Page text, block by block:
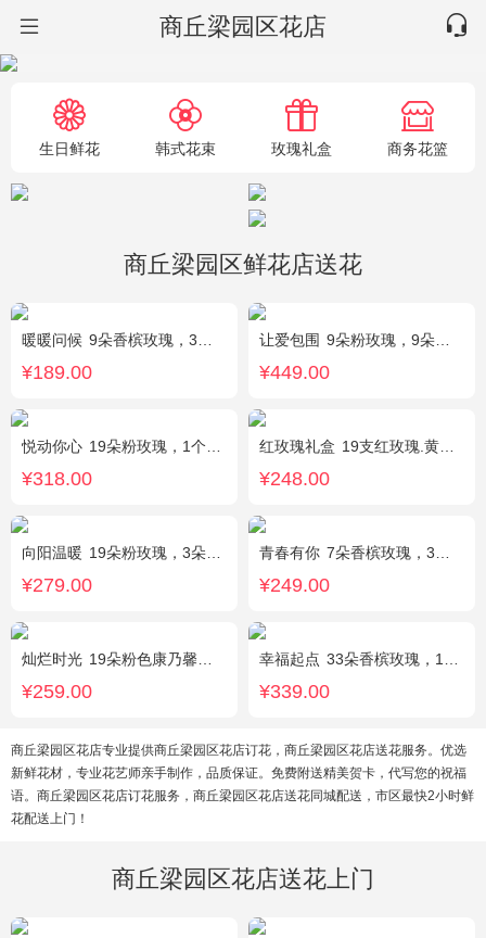
商丘梁园区花店
生日鲜花 韩式花束 玫瑰礼盒 商务花篮
商丘梁园区鲜花店送花
暖暖问候 9朵香槟玫瑰，3朵向日葵，满天星、绿叶搭配
¥189.00
让爱包围 9朵粉玫瑰，9朵红玫瑰，7朵白玫瑰，7朵蓝玫瑰，7朵香槟玫瑰，满天星和绿草丰满外围，随机赠送两只公仔
¥449.00
悦动你心 19朵粉玫瑰，1个粉色绣球，2个白色乒乓菊，粉色桔梗、尤加利间插丰满
¥318.00
红玫瑰礼盒 19支红玫瑰.黄英配花
¥248.00
向阳温暖 19朵粉玫瑰，3朵向日葵，绿叶搭配
¥279.00
青春有你 7朵香槟玫瑰，3朵向日葵，一个绣球，桔梗、配花、配草搭配
¥249.00
灿烂时光 19朵粉色康乃馨，2支多头粉百合，桔梗、黄莺搭配
¥259.00
幸福起点 33朵香槟玫瑰，1条灯带，满天星、绿叶搭配
¥339.00
商丘梁园区花店专业提供商丘梁园区花店订花，商丘梁园区花店送花服务。优选
新鲜花材，专业花艺师亲手制作，品质保证。免费附送精美贺卡，代写您的祝福
语。商丘梁园区花店订花服务，商丘梁园区花店送花同城配送，市区最快2小时鲜
花配送上门！
商丘梁园区花店送花上门